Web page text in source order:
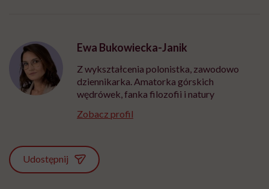
Ewa Bukowiecka-Janik
Z wykształcenia polonistka, zawodowo
dziennikarka. Amatorka górskich
wędrówek, fanka filozofii i natury
Zobacz profil
Udostępnij